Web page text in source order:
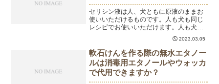
セリシン液は人、犬ともに原液のままお
使いいただけるものです。人も犬も同じ
レシピでお使いいただけます。人も犬も
個人差、個体差によって、アレルギー反
応が起こる場合がありますので、パッチ
テストを行ってからご使用ください。
2023.03.05
軟石けんを作る際の無水エタノー
ルは消毒用エタノールやウォッカ
で代用できますか？